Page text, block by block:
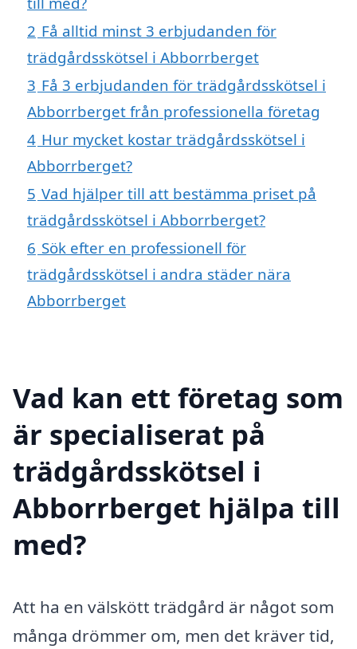
2 Få alltid minst 3 erbjudanden för
trädgårdsskötsel i Abborrberget
3 Få 3 erbjudanden för trädgårdsskötsel i
Abborrberget från professionella företag
4 Hur mycket kostar trädgårdsskötsel i
Abborrberget?
5 Vad hjälper till att bestämma priset på
trädgårdsskötsel i Abborrberget?
6 Sök efter en professionell för
trädgårdsskötsel i andra städer nära
Abborrberget
Vad kan ett företag som
är specialiserat på
trädgårdsskötsel i
Abborrberget hjälpa till
med?
Att ha en välskött trädgård är något som
många drömmer om, men det kräver tid,